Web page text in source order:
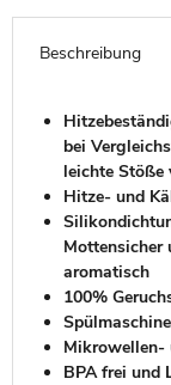
Beschreibung
bei
leichte Stöße
Hitze- und
Mottensicher
aromatisch
100%
Mikrowellen-
BPA frei und